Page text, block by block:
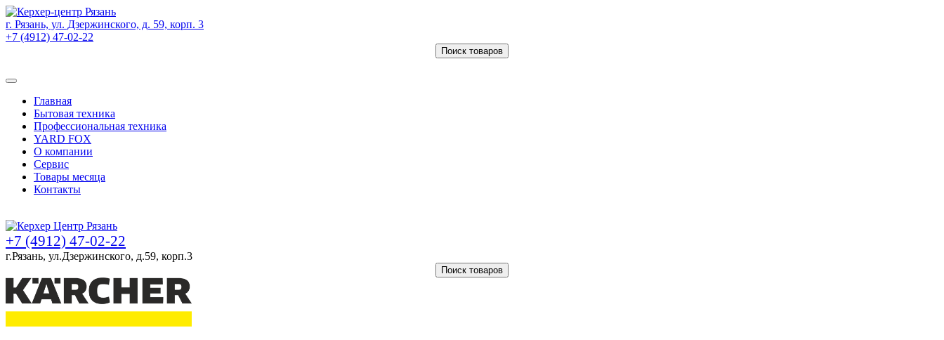
г. Рязань, ул. Дзержинского, д. 59, корп. 3
+7 (4912) 47-02-22
Поиск товаров
Главная
Бытовая техника
Профессиональная техника
YARD FOX
О компании
Сервис
Товары месяца
Контакты
+7 (4912) 47-02-22
г.Рязань, ул.Дзержинского, д.59, корп.3
Поиск товаров